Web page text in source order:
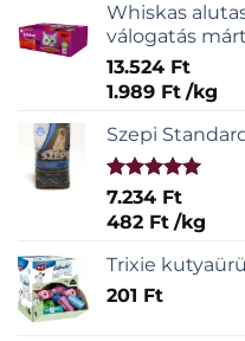
Whiskas
válogatás
13.524 Ft
1.989 Ft /kg
Szepi
Értékelés:
5.00/ 5
7.234 Ft
482 Ft /kg
Trixie
201 Ft